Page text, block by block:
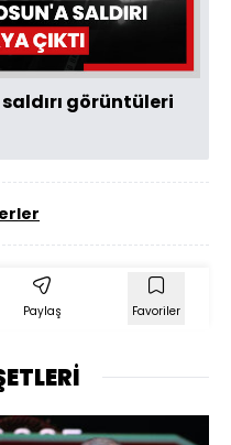
görüntüleri
Paylaş Favoriler